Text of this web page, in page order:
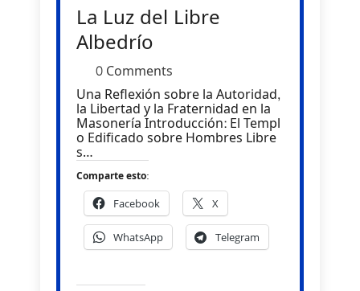
La Luz del Libre
Albedrío
0 Comments
Una Reflexión sobre la Autoridad,
la Libertad y la Fraternidad en la
Masonería Introducción: El Templ
o Edificado sobre Hombres Libre
s…
Comparte esto:
Facebook X
WhatsApp Telegram